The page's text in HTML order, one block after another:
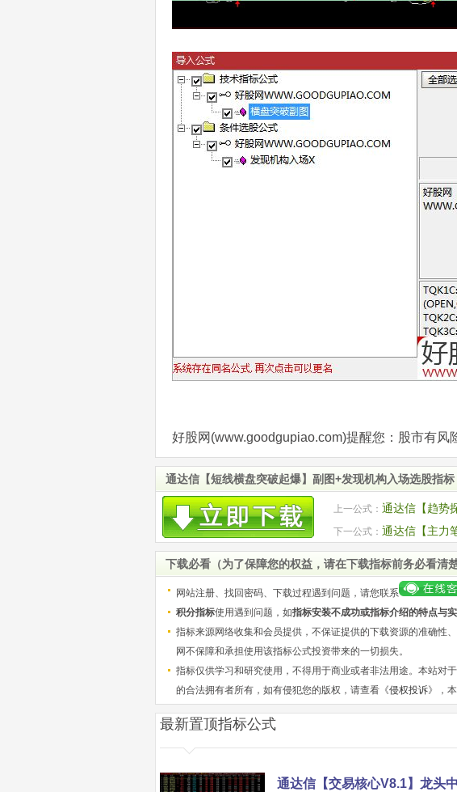
好股网(www.goodgupiao.com)提醒您：股市有风
通达信【短线横盘突破起爆】副图+发现机构入场选股指
上一公式： 通达信【趋势
下一公式： 通达信【主力
需要L2支持 副图源码
下载必看（为了保障您的权益，请在下载指标前务必看清
网站注册、找回密码、下载过程遇到问题，请您联系
积分指标使用遇到问题，如指标安装不成功或指标介绍的特点与
指标来源网络收集和会员提供，不保证提供的下载资源的准确性
网不保障和承担使用该指标公式投资带来的一切损失。
指标仅供学习和研究使用，不得用于商业或者非法用途。本站对
的合法拥有者所有，如有侵犯您的版权，请查看《侵权投诉》，
最新置顶指标公式